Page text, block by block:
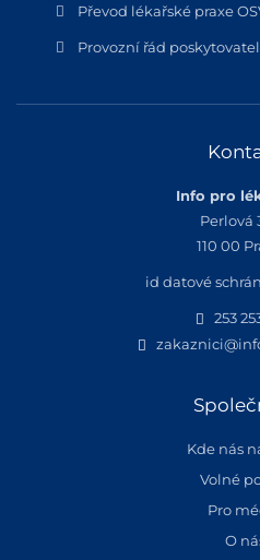
Převod lékařské praxe
Provozní řád
Info pro
Perlová
110 00
id datové
253
Kde nás
Volné
Pro
O